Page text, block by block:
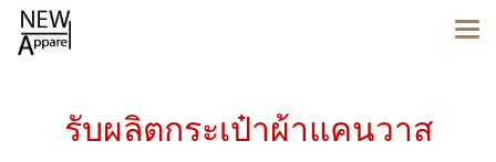
รับผลิตกระเป๋าผ้าแคนวาส